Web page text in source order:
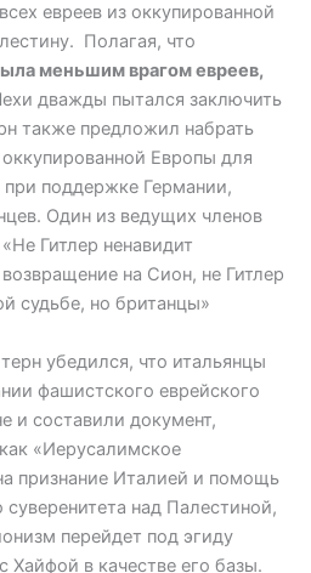
евреев из оккупированной
Полагая, что
меньшим врагом евреев,
дважды пытался заключить
также предложил набрать
Европы для
поддержке Германии,
Один из ведущих членов
Гитлер ненавидит
на Сион, не Гитлер
судьбе, но британцы»
убедился, что итальянцы
фашистского еврейского
и составили документ,
«Иерусалимское
признание Италией и помощь
суверенитета над Палестиной,
перейдет под эгиду
Хайфой в качестве его базы.